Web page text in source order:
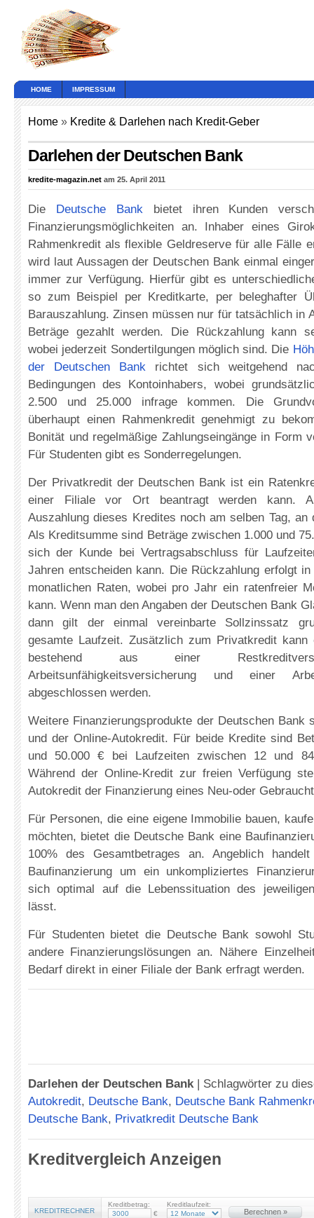
HOME IMPRESSUM
Home » Kredite & Darlehen nach Kredit-Geber
Darlehen der Deutschen Bank
kredite-magazin.net am 25. April 2011
Die Deutsche Bankbietet ihren Kunden
Finanzierungsmöglichkeiten an. Inhaber eines
Rahmenkredit als flexible Geldreserve für alle Fälle
wird laut Aussagen der Deutschen Bank einmal
immer zur Verfügung. Hierfür gibt es
so zum Beispiel per Kreditkarte, per beleghafter
Barauszahlung. Zinsen müssen nur für tatsächlich in
Beträge gezahlt werden. Die Rückzahlung kann
wobei jederzeit Sondertilgungen möglich sind. Die
der Deutschen Bank richtet sich weitgehend
Bedingungen des Kontoinhabers, wobei
2.500 und 25.000 infrage kommen. Die
überhaupt einen Rahmenkredit genehmigt zu
Bonität und regelmäßige Zahlungseingänge in Form
Für Studenten gibt es Sonderregelungen.
Der Privatkredit der Deutschen Bank ist ein
einer Filiale vor Ort beantragt werden kann.
Auszahlung dieses Kredites noch am selben Tag,
Als Kreditsumme sind Beträge zwischen 1.000 und
sich der Kunde bei Vertragsabschluss für
Jahren entscheiden kann. Die Rückzahlung erfolgt in
monatlichen Raten, wobei pro Jahr ein ratenfreier
kann. Wenn man den Angaben der Deutschen Bank
dann gilt der einmal vereinbarte Sollzinssatz
gesamte Laufzeit. Zusätzlich zum Privatkredit kann
bestehend aus einer
Arbeitsunfähigkeitsversicherung und einer
abgeschlossen werden.
Weitere Finanzierungsprodukte der Deutschen Bank
und der Online-Autokredit. Für beide Kredite sind
und 50.000 € bei Laufzeiten zwischen 12 und
Während der Online-Kredit zur freien Verfügung
Autokredit der Finanzierung eines Neu-oder
Für Personen, die eine eigene Immobilie bauen,
möchten, bietet die Deutsche Bank eine
100% des Gesamtbetrages an. Angeblich
Baufinanzierung um ein unkompliziertes
sich optimal auf die Lebenssituation des
lässt.
Für Studenten bietet die Deutsche Bank sowohl
andere Finanzierungslösungen an. Nähere
Bedarf direkt in einer Filiale der Bank erfragt werden.
Darlehen der Deutschen Bank| Schlagwörter zu
Autokredit, Deutsche Bank, Deutsche Bank
Deutsche Bank, Privatkredit Deutsche Bank
Kreditvergleich Anzeigen
KREDITRECHNER
Kreditbetrag:
€
Kreditlaufzeit:
Berechnen »